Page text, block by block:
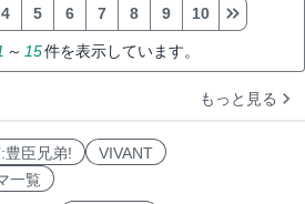
～ 15件を表示しています。
4 5 6 7 8 9 10
もっと見る
豊臣兄弟!
VIVANT
一覧